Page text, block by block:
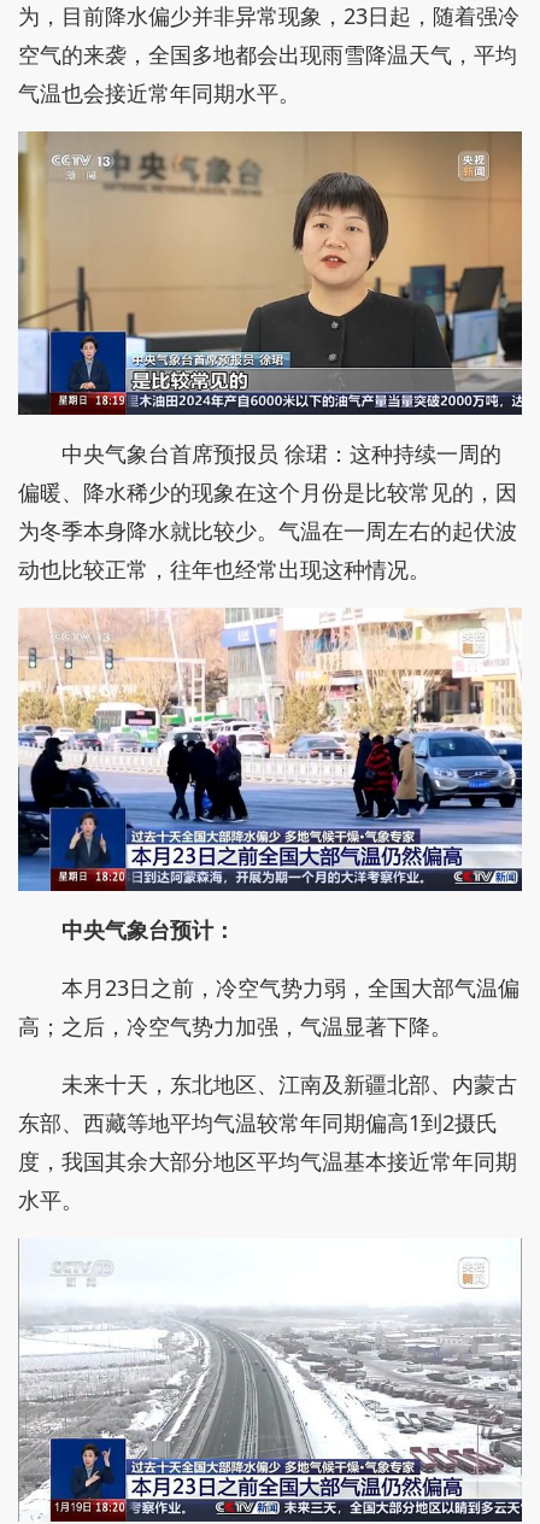
为，目前降水偏少并非异常现象，23日起，随着强冷
空气的来袭，全国多地都会出现雨雪降温天气，平均
气温也会接近常年同期水平。
中央气象台首席预报员 徐珺：这种持续一周的
偏暖、降水稀少的现象在这个月份是比较常见的，因
为冬季本身降水就比较少。气温在一周左右的起伏波
动也比较正常，往年也经常出现这种情况。
中央气象台预计：
本月23日之前，冷空气势力弱，全国大部气温偏
高；之后，冷空气势力加强，气温显著下降。
未来十天，东北地区、江南及新疆北部、内蒙古
东部、西藏等地平均气温较常年同期偏高1到2摄氏
度，我国其余大部分地区平均气温基本接近常年同期
水平。